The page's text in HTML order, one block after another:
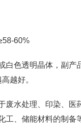
60%
白色透明晶体，副产
越好。
废水处理、印染、
工、储能材料的制备